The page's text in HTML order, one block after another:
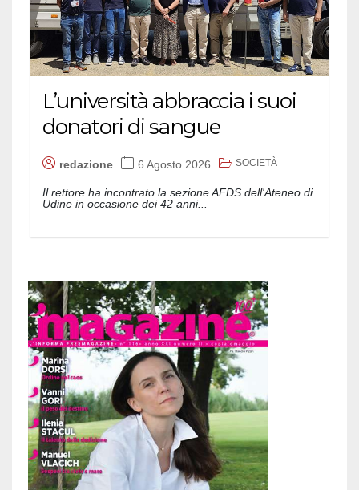
L’università abbraccia i suoi
donatori di sangue
redazione 6 Agosto 2026 SOCIETÀ
Il rettore ha incontrato la sezione AFDS dell'Ateneo di
Udine in occasione dei 42 anni...